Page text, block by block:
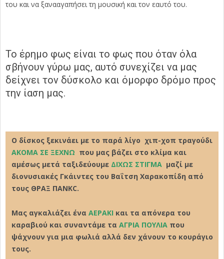
του και να ξανααγαπήσει τη μουσική και τον εαυτό του.
Το έρημο φως είναι το φως που όταν όλα
σβήνουν γύρω μας, αυτό συνεχίζει να μας
δείχνει τον δύσκολο και όμορφο δρόμο προς
την ίαση μας.
Ο δίσκος ξεκινάει με το παρά λίγο χιπ-χοπ τραγούδι
ΑΚΟΜΑ ΣΕ ΞΕΧΝΩ που μας βάζει στο κλίμα και
αμέσως μετά ταξιδεύουμε ΔΙΧΩΣ ΣΤΙΓΜΑ μαζί με
διονυσιακές Γκάιντες του Βαΐτση Χαρακοπίδη από
τους ΘΡΑΞ ΠΑΝΚC.
Μας αγκαλιάζει ένα ΑΕΡΑΚΙ και τα απόνερα του
καραβιού και συναντάμε τα AΓΡΙΑ ΠΟΥΛΙΑ που
ψάχνουν για μια φωλιά αλλά δεν χάνουν το κουράγιο
τους.